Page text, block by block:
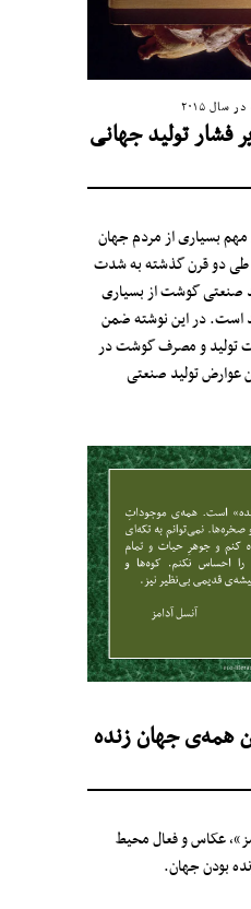
۲۰۱۵
فشار تولید جهانی
بسیاری از مردم جهان
دو قرن گذشته به شدت
صنعتی گوشت از بسیاری
است. در این نوشته ضمن
تولید و مصرف گوشت در
عوارض تولید صنعتی
همه‌ی جهان زنده
عکاس و فعال محیط
بودن جهان.